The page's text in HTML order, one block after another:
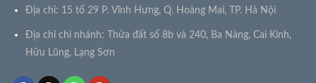
Địa chỉ: 15 tổ 29 P. Vĩnh Hưng, Q. Hoàng Mai, TP. Hà Nội
Địa chỉ chi nhánh: Thửa đất số 8b và 240, Ba Nàng, Cai Kinh,
Hữu Lũng, Lạng Sơn